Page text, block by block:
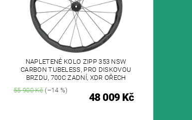
NAPLETENÉ KOLO ZIPP 353 NSW
CARBON TUBELESS, PRO DISKOVOU
BRZDU, 700C ZADNÍ, XDR OŘECH
55 900 Kč(–14 %)
48 009 Kč